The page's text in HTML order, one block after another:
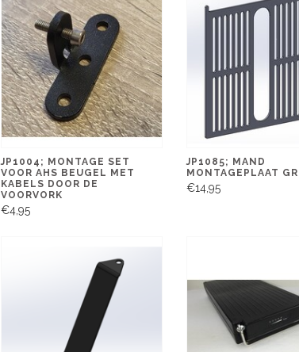
JP1004; MONTAGE SET
VOOR AHS BEUGEL MET
KABELS DOOR DE
VOORVORK
€4,95
JP1085; MAND
MONTAGEPLAAT
€14,95